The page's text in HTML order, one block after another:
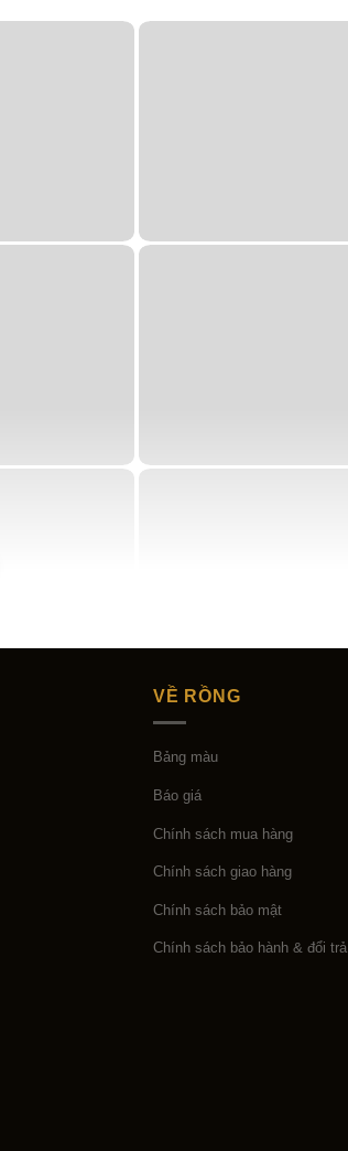
VỀ RỒNG
Bảng màu
Báo giá
Chính sách mua hàng
Chính sách giao hàng
Chính sách bảo mật
Chính sách bảo hành & đổi trả